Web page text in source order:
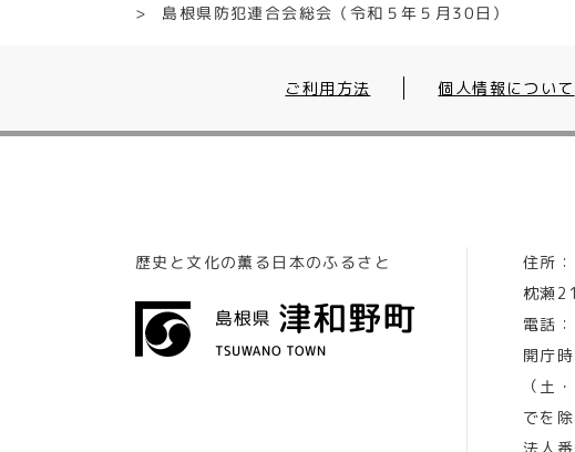
島根県防犯連合会総会（令和５年５月30日）
ご利用方法 個人情報について
歴史と文化の薫る日本のふるさと 住所：
枕瀬
電話：
開庁時
（土
でを除